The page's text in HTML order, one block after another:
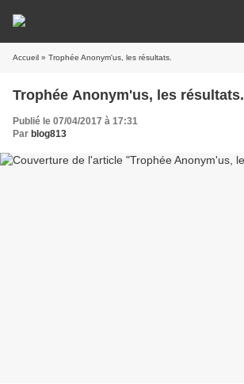
Accueil » Trophée Anonym'us, les résultats.
Trophée Anonym'us, les résultats.
Publié le 07/04/2017 à 17:31
Par blog813